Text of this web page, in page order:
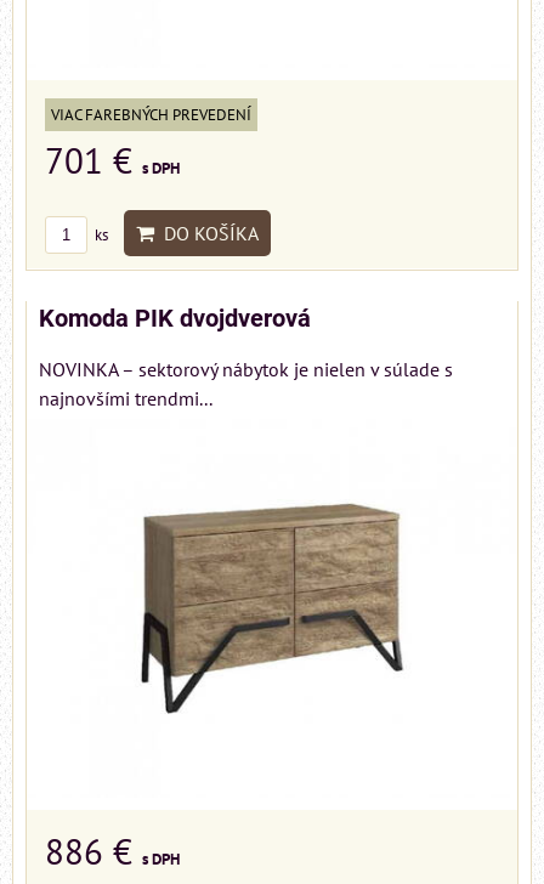
VIAC FAREBNÝCH PREVEDENÍ
701 € s DPH
ks DO KOŠÍKA
Komoda PIK dvojdverová
NOVINKA – sektorový nábytok je nielen v súlade s
najnovšími trendmi...
886 € s DPH